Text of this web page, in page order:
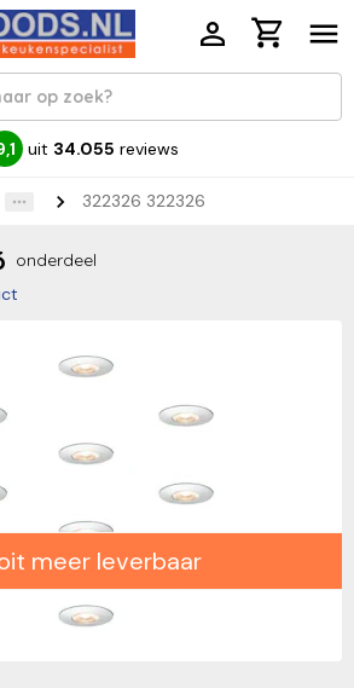
uit 34.055 reviews
322326 322326
onderdeel
meer leverbaar